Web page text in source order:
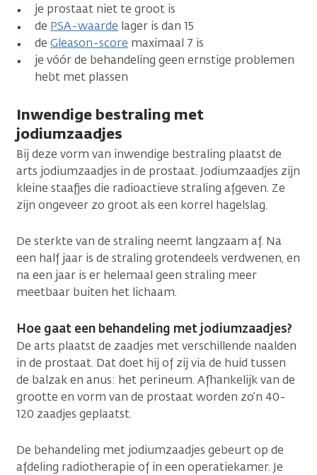
je prostaat niet te groot is
de PSA-waarde lager is dan 15
de Gleason-score maximaal 7 is
je vóór de behandeling geen ernstige problemen
hebt met plassen
Inwendige bestraling met
jodiumzaadjes
Bij deze vorm van inwendige bestraling plaatst de
arts jodiumzaadjes in de prostaat. Jodiumzaadjes zijn
kleine staafjes die radioactieve straling afgeven. Ze
zijn ongeveer zo groot als een korrel hagelslag.
De sterkte van de straling neemt langzaam af. Na
een half jaar is de straling grotendeels verdwenen, en
na een jaar is er helemaal geen straling meer
meetbaar buiten het lichaam.
Hoe gaat een behandeling met jodiumzaadjes?
De arts plaatst de zaadjes met verschillende naalden
in de prostaat. Dat doet hij of zij via de huid tussen
de balzak en anus: het perineum. Afhankelijk van de
grootte en vorm van de prostaat worden zo’n 40-
120 zaadjes geplaatst.
De behandeling met jodiumzaadjes gebeurt op de
afdeling radiotherapie of in een operatiekamer. Je